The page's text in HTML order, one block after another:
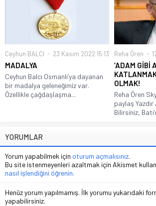
Ceyhun BALCI 23 Kasım 2022 15:13
MADALYA
Ceyhun Balcı Osmanlı’ya dayanan
bir madalya geleneğimiz var.
Özellikle çağdaşlaşma...
Reha Ören
‘ADAM GİBİ
OLMAK!
Reha Ören
paylaş
Bilirsiniz,
YORUMLAR
Yorum yapabilmek için oturum açmalısınız.
Bu site istenmeyenleri azaltmak için Akismet
nasıl işlendiğini öğrenin.
Henüz yorum yapılmamış. İlk yorumu yukarıdaki
yapabilirsiniz.